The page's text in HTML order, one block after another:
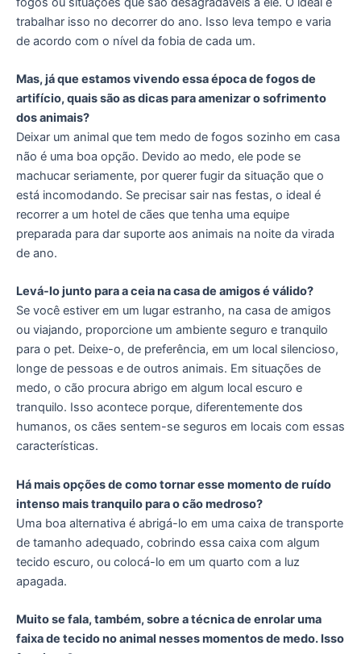
trabalhar isso no decorrer do ano. Isso leva tempo e varia
de acordo com o nível da fobia de cada um.
Mas, já que estamos vivendo essa época de fogos de
artifício, quais são as dicas para amenizar o sofrimento
dos animais?
Deixar um animal que tem medo de fogos sozinho em casa
não é uma boa opção. Devido ao medo, ele pode se
machucar seriamente, por querer fugir da situação que o
está incomodando. Se precisar sair nas festas, o ideal é
recorrer a um hotel de cães que tenha uma equipe
preparada para dar suporte aos animais na noite da virada
de ano.
Levá-lo junto para a ceia na casa de amigos é válido?
Se você estiver em um lugar estranho, na casa de amigos
ou viajando, proporcione um ambiente seguro e tranquilo
para o pet. Deixe-o, de preferência, em um local silencioso,
longe de pessoas e de outros animais. Em situações de
medo, o cão procura abrigo em algum local escuro e
tranquilo. Isso acontece porque, diferentemente dos
humanos, os cães sentem-se seguros em locais com essas
características.
Há mais opções de como tornar esse momento de ruído
intenso mais tranquilo para o cão medroso?
Uma boa alternativa é abrigá-lo em uma caixa de transporte
de tamanho adequado, cobrindo essa caixa com algum
tecido escuro, ou colocá-lo em um quarto com a luz
apagada.
Muito se fala, também, sobre a técnica de enrolar uma
faixa de tecido no animal nesses momentos de medo. Isso